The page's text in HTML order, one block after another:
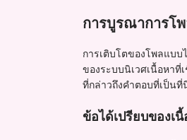
การบูรณาการโ
การเติบโตของโพลแบ
ของระบบนิเวศเนื้อหา
ที่กล่าวถึงคำตอบที่เป็น
ข้อได้เปรียบของเ